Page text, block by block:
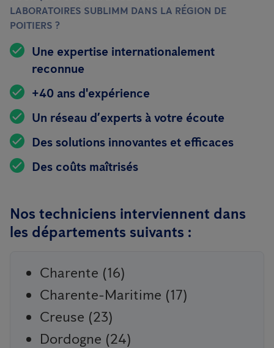
LABORATOIRES SUBLIMM DANS LA RÉGION DE
POITIERS ?
Une expertise internationalement
reconnue
+40 ans d'expérience
Un réseau d’experts à votre écoute
Des solutions innovantes et efficaces
Des coûts maîtrisés
Nos techniciens interviennent dans
les départements suivants :
Charente (16)
Charente-Maritime (17)
Creuse (23)
Dordogne (24)